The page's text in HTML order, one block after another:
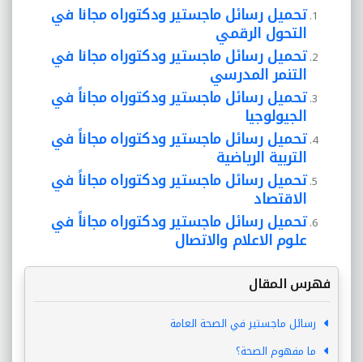
تحميل رسائل ماجستير ودكتوراه مجانا في
التحول الرقمي
تحميل رسائل ماجستير ودكتوراه مجانا في
التنمر المدرسي
تحميل رسائل ماجستير ودكتوراه مجاناً في
الجيولوجيا
تحميل رسائل ماجستير ودكتوراه مجاناً في
التربية الرياضية
تحميل رسائل ماجستير ودكتوراه مجاناً في
الاقتصاد
تحميل رسائل ماجستير ودكتوراه مجاناً في
علوم الاعلام والاتصال
فهرس المقال
رسائل ماجستير في الصحة العامة
ما مفهوم الصحة؟